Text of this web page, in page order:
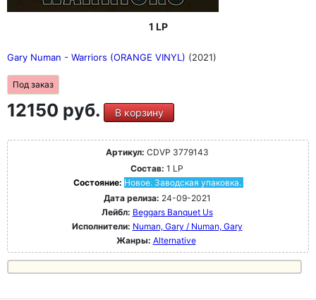
1 LP
Gary Numan - Warriors (ORANGE VINYL) (2021)
Под заказ
12150 руб. В корзину
Артикул: CDVP 3779143
Состав: 1 LP
Состояние: Новое. Заводская упаковка.
Дата релиза: 24-09-2021
Лейбл: Beggars Banquet Us
Исполнители: Numan, Gary / Numan, Gary
Жанры: Alternative